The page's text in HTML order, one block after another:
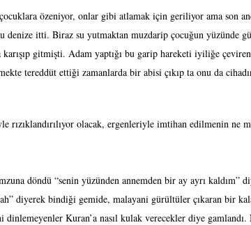
özeniyor, onlar gibi atlamak için geriliyor ama son
denize itti. Biraz su yutmaktan muzdarip çocuğun yüzünde
gitmişti. Adam yaptığı bu garip hareketi iyiliğe
tereddüt ettiği zamanlarda bir abisi çıkıp ta onu da
rızıklandırılıyor olacak, ergenleriyle imtihan edilmenin ne
döndü “senin yüzünden annemden bir ay ayrı kaldım”
diyerek bindiği gemide, malayani gürültüler çıkaran bir
Kuran’a nasıl kulak verecekler diye gamlandı.